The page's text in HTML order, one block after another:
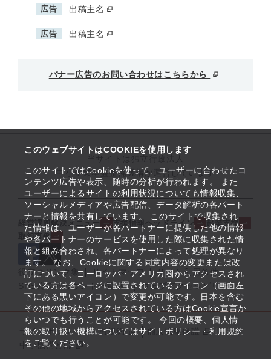
このウェブサイトはCOOKIEを使用します
このサイトではCookieを使って、ユーザーに合わせたコ
ンテンツ広告や表示、随時の分析が行われます。 また
ユーザーによるサイトの利用状況についても情報収集、
ソーシャルメディアや広告配信、データ解析の各パート
ナーと情報を共有しています。 このサイトで収集され
た情報は、ユーザーが各パートナーに提供した他の情報
や各パートナーのサービスを使用した際に収集された情
報と組み合わされ、各パートナーによって処理が異なり
ます。 なお、Cookieに関する同意内容の変更または改
訂について、ヨーロッパ・アメリカ圏からアクセスされ
ている方は各ページに設置されているアイコン（画面左
下にある黒いアイコン）で変更が可能です。日本を含む
その他の地域からアクセスされている方はCookie宣言か
らいつでも行うことが可能です。 今回の概要、個人情
報の取り扱い機構についてはサイトポリシー・利用規約
をご覧ください。
広告 出稿主名
広告 出稿主名
バナー広告のお問い合わせはこちらから
中小企業基盤整備機構が運営しています
経営課題解決メニュー 支援情報ヘッドライン
起業支援
取組事例
役立つリンク集 サイトマップ
サイト利用条件
SNS公式アカウント一覧
ウェブアクセシビリティ
サイトポリシー・利用規約
個人情報保護
中小機構とは